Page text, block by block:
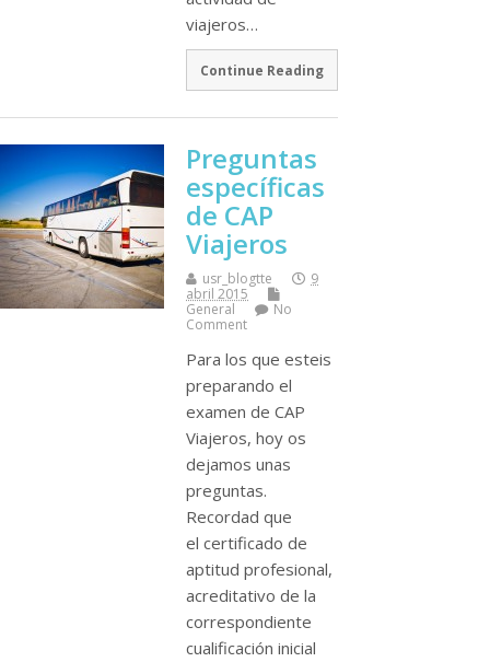
viajeros…
Continue Reading
Preguntas
especí­ficas
de CAP
Viajeros
usr_blogtte
9
abril 2015
General
No
Comment
Para los que esteis
preparando el
examen de CAP
Viajeros, hoy os
dejamos unas
preguntas.
Recordad que
el certificado de
aptitud profesional,
acreditativo de la
correspondiente
cualificación inicial